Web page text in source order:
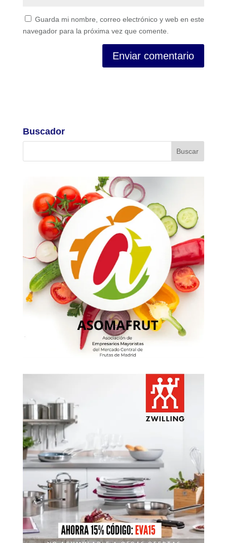
Guarda mi nombre, correo electrónico y web en este
navegador para la próxima vez que comente.
Buscador